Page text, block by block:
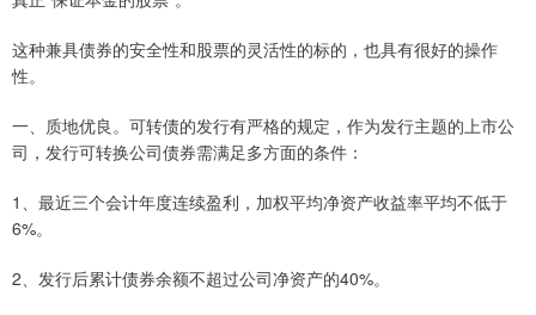
这种兼具债券的安全性和股票的灵活性的标的，也具有很好的操作
性。
一、质地优良。可转债的发行有严格的规定，作为发行主题的上市公
司，发行可转换公司债券需满足多方面的条件：
1、最近三个会计年度连续盈利，加权平均净资产收益率平均不低于
6%。
2、发行后累计债券余额不超过公司净资产的40%。